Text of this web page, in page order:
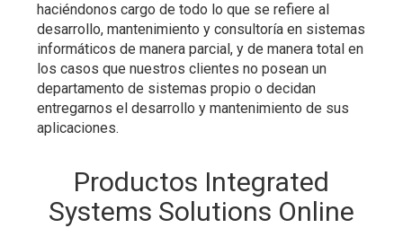
haciéndonos cargo de todo lo que se refiere al
desarrollo, mantenimiento y consultoría en sistemas
informáticos de manera parcial, y de manera total en
los casos que nuestros clientes no posean un
departamento de sistemas propio o decidan
entregarnos el desarrollo y mantenimiento de sus
aplicaciones.
Productos Integrated
Systems Solutions Online